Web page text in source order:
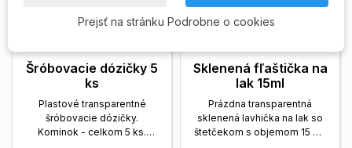
Šróbovacie dózičky 5
ks
Plastové transparentné
šróbovacie dózičky.
Komínok - celkom 5 ks.
Sklenená fľaštička na
lak 15ml
Prázdna transparentná
sklenená lavhička na lak so
štetčekom s objemom 15 ml.
Prejsť na stránku Podrobne o cookies